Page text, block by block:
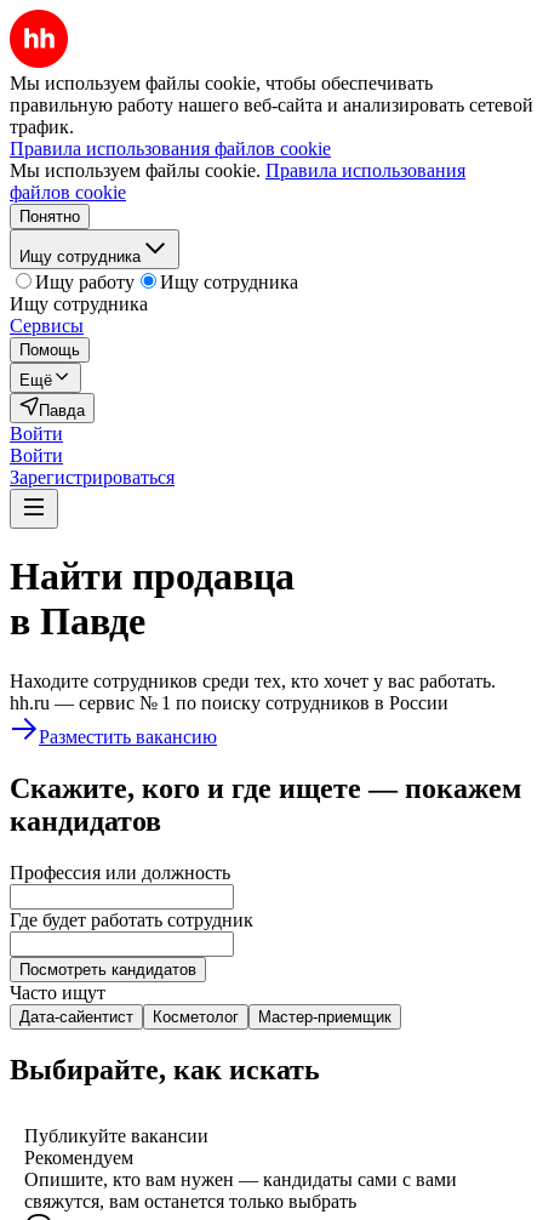
Мы используем файлы cookie, чтобы обеспечивать
правильную работу нашего веб-сайта и анализировать сетевой
трафик.
Правила использования файлов cookie
Мы используем файлы cookie. Правила использования
файлов cookie
Понятно
Ищу сотрудника
Ищу работу
Ищу сотрудника
Ищу сотрудника
Сервисы
Помощь
Ещё
Павда
Войти
Войти
Зарегистрироваться
Найти продавца
в Павде
Находите сотрудников среди тех, кто хочет у вас работать.
hh.ru — сервис № 1 по поиску сотрудников в России
Разместить вакансию
Скажите, кого и где ищете — покажем
кандидатов
Профессия или должность
Где будет работать сотрудник
Посмотреть кандидатов
Часто ищут
Дата-сайентист Косметолог Мастер-приемщик
Выбирайте, как искать
Публикуйте вакансии
Рекомендуем
Опишите, кто вам нужен — кандидаты сами с вами
свяжутся, вам останется только выбрать